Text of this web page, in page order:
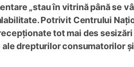
„stau în vitrină până se
Potrivit Centrului
tot mai des
drepturilor consumatorilor